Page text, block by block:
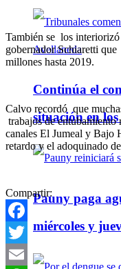
Continúa el
situación en
Pauny paga
miércoles y
También se los interiorizó
gobernador Schiaretti
millones hasta 2019.
Calvo recordó que
trabajos de
canales El Jumeal y Bajo
retardo y el adoquinado
Compartir:
Facebook
Twitter